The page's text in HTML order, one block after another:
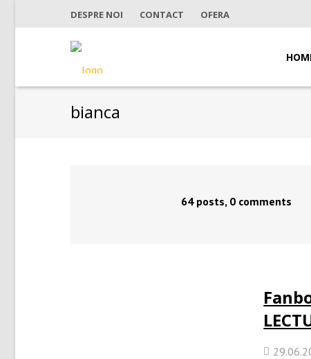
DESPRE NOI CONTACT OFERA
bianca
64 posts, 0 comments